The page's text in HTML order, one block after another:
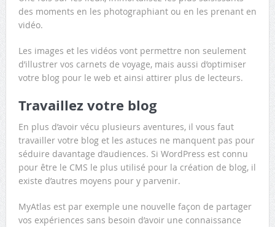
des moments en les photographiant ou en les prenant en
vidéo.
Les images et les vidéos vont permettre non seulement
d’illustrer vos carnets de voyage, mais aussi d’optimiser
votre blog pour le web et ainsi attirer plus de lecteurs.
Travaillez votre blog
En plus d’avoir vécu plusieurs aventures, il vous faut
travailler votre blog et les astuces ne manquent pas pour
séduire davantage d’audiences. Si WordPress est connu
pour être le CMS le plus utilisé pour la création de blog, il
existe d’autres moyens pour y parvenir.
MyAtlas est par exemple une nouvelle façon de partager
vos expériences sans besoin d’avoir une connaissance